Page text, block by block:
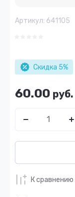
Артикул: 641105
Скидка 5%
60.00 руб.
К сравнению